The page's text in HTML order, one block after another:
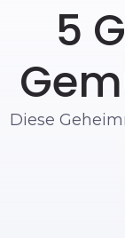
5
Diese